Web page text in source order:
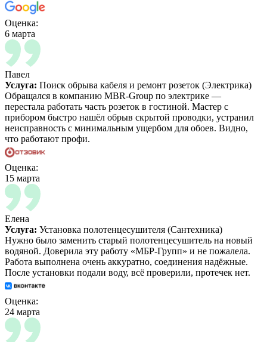
Оценка:
6 марта
Павел
Услуга: Поиск обрыва кабеля и ремонт розеток (Электрика)
Обращался в компанию MBR-Group по электрике —
перестала работать часть розеток в гостиной. Мастер с
прибором быстро нашёл обрыв скрытой проводки, устранил
неисправность с минимальным ущербом для обоев. Видно,
что работают профи.
Оценка:
15 марта
Елена
Услуга: Установка полотенцесушителя (Сантехника)
Нужно было заменить старый полотенцесушитель на новый
водяной. Доверила эту работу «МБР-Групп» и не пожалела.
Работа выполнена очень аккуратно, соединения надёжные.
После установки подали воду, всё проверили, протечек нет.
Оценка:
24 марта